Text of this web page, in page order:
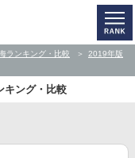
ランキング・比較
2019年版
キング・比較